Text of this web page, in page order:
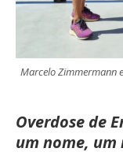
Marcelo Zimmermann
Overdose de
um nome,